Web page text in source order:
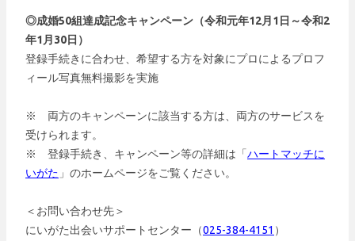
◎成婚50組達成記念キャンペーン（令和元年12月1日～令和2
年1月30日）
登録手続きに合わせ、希望する方を対象にプロによるプロフ
ィール写真無料撮影を実施
※ 両方のキャンペーンに該当する方は、両方のサービスを
受けられます。
※ 登録手続き、キャンペーン等の詳細は「ハートマッチに
いがた 」のホームページをご覧ください。
＜お問い合わせ先＞
にいがた出会いサポートセンター（025-384-4151 ）